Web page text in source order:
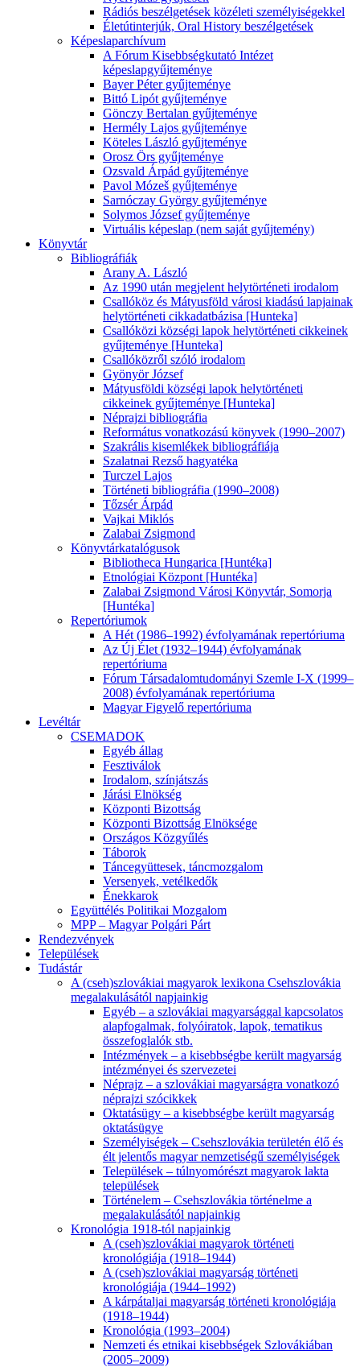
Rádiós beszélgetések közéleti személyiségekkel
Életútinterjúk, Oral History beszélgetések
Képeslaparchívum
A Fórum Kisebbségkutató Intézet
képeslapgyűjteménye
Bayer Péter gyűjteménye
Bittó Lipót gyűjteménye
Gönczy Bertalan gyűjteménye
Hermély Lajos gyűjteménye
Köteles László gyűjteménye
Orosz Örs gyűjteménye
Ozsvald Árpád gyűjteménye
Pavol Mózeš gyűjteménye
Sarnóczay György gyűjteménye
Solymos József gyűjteménye
Virtuális képeslap (nem saját gyűjtemény)
Könyvtár
Bibliográfiák
Arany A. László
Az 1990 után megjelent helytörténeti irodalom
Csallóköz és Mátyusföld városi kiadású lapjainak
helytörténeti cikkadatbázisa [Hunteka]
Csallóközi községi lapok helytörténeti cikkeinek
gyűjteménye [Hunteka]
Csallóközről szóló irodalom
Gyönyör József
Mátyusföldi községi lapok helytörténeti
cikkeinek gyűjteménye [Hunteka]
Néprajzi bibliográfia
Református vonatkozású könyvek (1990–2007)
Szakrális kisemlékek bibliográfiája
Szalatnai Rezső hagyatéka
Turczel Lajos
Történeti bibliográfia (1990–2008)
Tőzsér Árpád
Vajkai Miklós
Zalabai Zsigmond
Könyvtárkatalógusok
Bibliotheca Hungarica [Huntéka]
Etnológiai Központ [Huntéka]
Zalabai Zsigmond Városi Könyvtár, Somorja
[Huntéka]
Repertóriumok
A Hét (1986–1992) évfolyamának repertóriuma
Az Új Élet (1932–1944) évfolyamának
repertóriuma
Fórum Társadalomtudományi Szemle I-X (1999–
2008) évfolyamának repertóriuma
Magyar Figyelő repertóriuma
Levéltár
CSEMADOK
Egyéb állag
Fesztiválok
Irodalom, színjátszás
Járási Elnökség
Központi Bizottság
Központi Bizottság Elnöksége
Országos Közgyűlés
Táborok
Táncegyüttesek, táncmozgalom
Versenyek, vetélkedők
Énekkarok
Együttélés Politikai Mozgalom
MPP – Magyar Polgári Párt
Rendezvények
Települések
Tudástár
A (cseh)szlovákiai magyarok lexikona Csehszlovákia
megalakulásától napjainkig
Egyéb – a szlovákiai magyarsággal kapcsolatos
alapfogalmak, folyóiratok, lapok, tematikus
összefoglalók stb.
Intézmények – a kisebbségbe került magyarság
intézményei és szervezetei
Néprajz – a szlovákiai magyarságra vonatkozó
néprajzi szócikkek
Oktatásügy – a kisebbségbe került magyarság
oktatásügye
Személyiségek – Csehszlovákia területén élő és
élt jelentős magyar nemzetiségű személyiségek
Települések – túlnyomórészt magyarok lakta
települések
Történelem – Csehszlovákia történelme a
megalakulásától napjainkig
Kronológia 1918-tól napjainkig
A (cseh)szlovákiai magyarok történeti
kronológiája (1918–1944)
A (cseh)szlovákiai magyarság történeti
kronológiája (1944–1992)
A kárpátaljai magyarság történeti kronológiája
(1918–1944)
Kronológia (1993–2004)
Nemzeti és etnikai kisebbségek Szlovákiában
(2005–2009)